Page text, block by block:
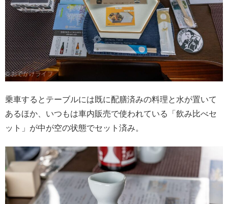
乗車するとテーブルには既に配膳済みの料理と水が置いて
あるほか、いつもは車内販売で使われている「飲み比べセ
ット」が中が空の状態でセット済み。